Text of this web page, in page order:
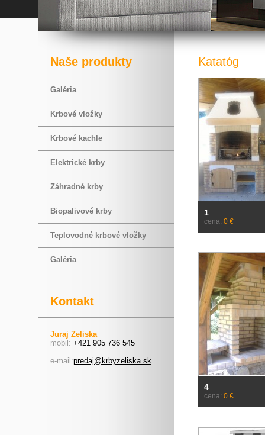
Naše produkty
Galéria
Krbové vložky
Krbové kachle
Elektrické krby
Záhradné krby
Biopalivové krby
Teplovodné krbové vložky
Galéria
Kontakt
Juraj Zeliska
mobil: +421 905 736 545
e-mail:predaj@krbyzeliska.sk
Katatóg
1
cena: 0 €
4
cena: 0 €